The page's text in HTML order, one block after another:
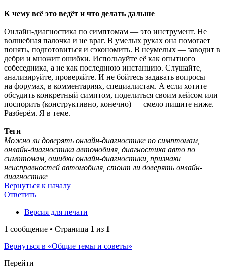
К чему всё это ведёт и что делать дальше
Онлайн-диагностика по симптомам — это инструмент. Не
волшебная палочка и не враг. В умелых руках она помогает
понять, подготовиться и сэкономить. В неумелых — заводит в
дебри и множит ошибки. Используйте её как опытного
собеседника, а не как последнюю инстанцию. Слушайте,
анализируйте, проверяйте. И не бойтесь задавать вопросы —
на форумах, в комментариях, специалистам. А если хотите
обсудить конкретный симптом, поделиться своим кейсом или
поспорить (конструктивно, конечно) — смело пишите ниже.
Разберём. Я в теме.
Теги
Можно ли доверять онлайн-диагностике по симптомам,
онлайн-диагностика автомобиля, диагностика авто по
симптомам, ошибки онлайн-диагностики, признаки
неисправностей автомобиля, стоит ли доверять онлайн-
диагностике
Вернуться к началу
Ответить
Версия для печати
1 сообщение • Страница 1 из 1
Вернуться в «Общие темы и советы»
Перейти